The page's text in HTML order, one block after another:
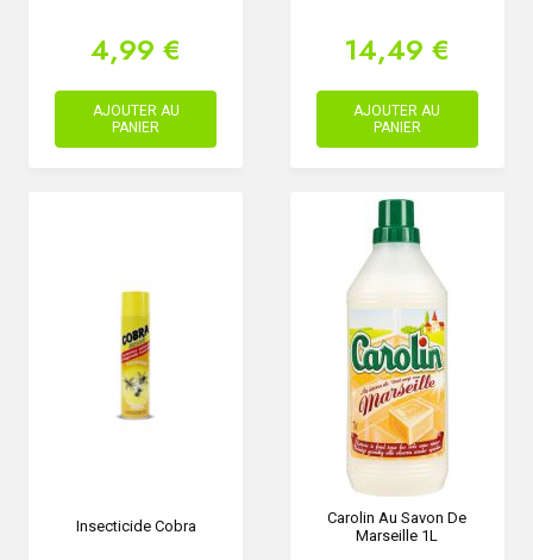
4,99 €
AJOUTER AU
PANIER
14,49 €
AJOUTER AU
PANIER
Insecticide Cobra
Carolin Au Savon De
Marseille 1L